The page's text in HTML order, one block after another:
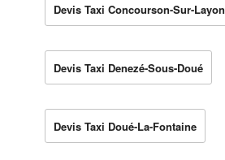
Devis Taxi Concourson-Sur-Layon
Devis Taxi Denezé-Sous-Doué
Devis Taxi Doué-La-Fontaine